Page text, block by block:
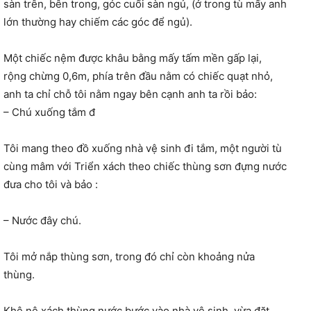
sàn trên, bên trong, góc cuối sàn ngủ, (ở trong tù mấy anh
lớn thường hay chiếm các góc để ngủ).
Một chiếc nệm được khâu bằng mấy tấm mền gấp lại,
rộng chừng 0,6m, phía trên đầu nằm có chiếc quạt nhỏ,
anh ta chỉ chỗ tôi nằm ngay bên cạnh anh ta rồi bảo:
– Chú xuống tắm đ
Tôi mang theo đồ xuống nhà vệ sinh đi tắm, một người tù
cùng mâm với Triển xách theo chiếc thùng sơn đựng nước
đưa cho tôi và bảo :
– Nước đây chú.
Tôi mở nắp thùng sơn, trong đó chỉ còn khoảng nửa
thùng.